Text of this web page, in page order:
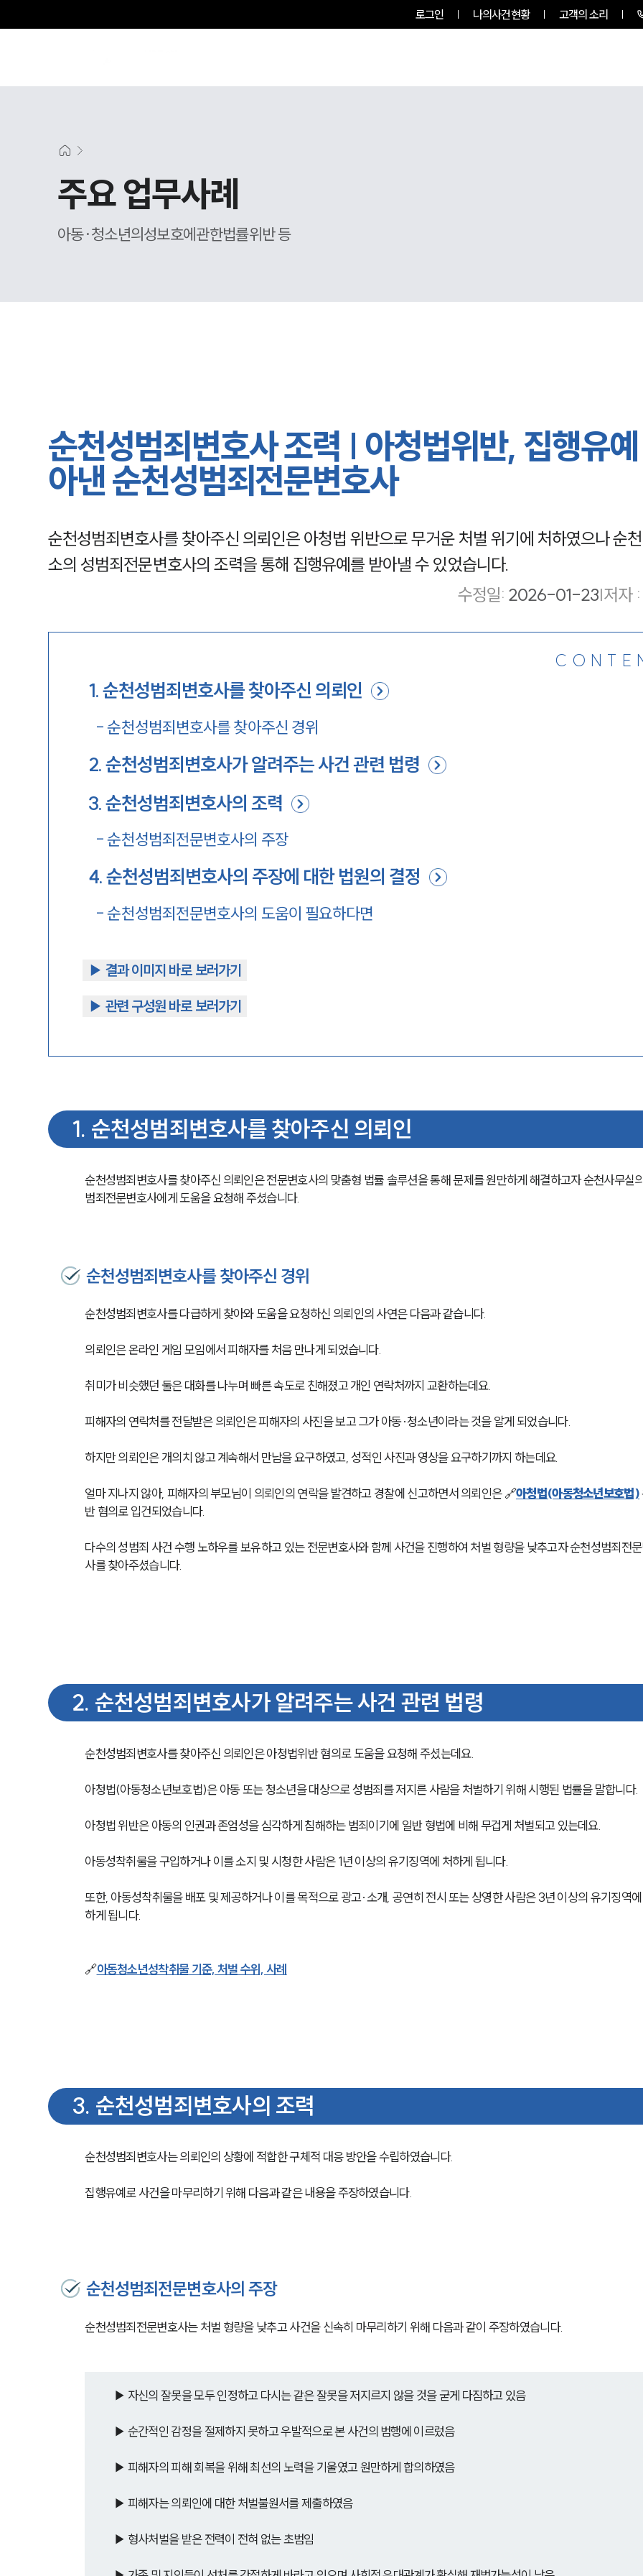
로그인 나의사건현황 고객의 소리
주요 업무사례
아동·청소년의성보호에관한법률위반 등
순천성범죄변호사 조력 | 아청법위반, 집행유
아낸 순천성범죄전문변호사
순천성범죄변호사를 찾아주신 의뢰인은 아청법 위반으로 무거운 처벌 위기에 처하였으나 순
소의 성범죄전문변호사의 조력을 통해 집행유예를 받아낼 수 있었습니다.
수정일: 2026-01-23|저자 :
1.순천성범죄변호사를 찾아주신 의뢰인
-순천성범죄변호사를 찾아주신 경위
2.순천성범죄변호사가 알려주는 사건 관련 법령
3.순천성범죄변호사의 조력
-순천성범죄전문변호사의 주장
4.순천성범죄변호사의 주장에 대한 법원의 결정
-순천성범죄전문변호사의 도움이 필요하다면
▶︎ 결과 이미지 바로 보러가기
▶︎ 관련 구성원 바로 보러가기
1. 순천성범죄변호사를 찾아주신 의뢰인
순천성범죄변호사를 찾아주신 의뢰인은 전문변호사의 맞춤형 법률 솔루션을 통해 문제를 원만하게 해결하고자 순천사무실
범죄전문변호사에게 도움을 요청해 주셨습니다.
순천성범죄변호사를 찾아주신 경위
순천성범죄변호사를 다급하게 찾아와 도움을 요청하신 의뢰인의 사연은 다음과 같습니다.
의뢰인은 온라인 게임 모임에서 피해자를 처음 만나게 되었습니다.
취미가 비슷했던 둘은 대화를 나누며 빠른 속도로 친해졌고 개인 연락처까지 교환하는데요.
피해자의 연락처를 전달받은 의뢰인은 피해자의 사진을 보고 그가 아동·청소년이라는 것을 알게 되었습니다.
하지만 의뢰인은 개의치 않고 계속해서 만남을 요구하였고, 성적인 사진과 영상을 요구하기까지 하는데요.
얼마 지나지 않아, 피해자의 부모님이 의뢰인의 연락을 발견하고 경찰에 신고하면서 의뢰인은 🔗아청법(아동청소년보호법)
반 혐의로 입건되었습니다.
다수의 성범죄 사건 수행 노하우를 보유하고 있는 전문변호사와 함께 사건을 진행하여 처벌 형량을 낮추고자 순천성범죄전
사를 찾아주셨습니다.
2. 순천성범죄변호사가 알려주는 사건 관련 법령
순천성범죄변호사를 찾아주신 의뢰인은 아청법위반 혐의로 도움을 요청해 주셨는데요.
아청법(아동청소년보호법)은 아동 또는 청소년을 대상으로 성범죄를 저지른 사람을 처벌하기 위해 시행된 법률을 말합니다.
아청법 위반은 아동의 인권과 존엄성을 심각하게 침해하는 범죄이기에 일반 형법에 비해 무겁게 처벌되고 있는데요.
아동성착취물을 구입하거나 이를 소지 및 시청한 사람은 1년 이상의 유기징역에 처하게 됩니다.
또한, 아동성착취물을 배포 및 제공하거나 이를 목적으로 광고·소개, 공연히 전시 또는 상영한 사람은 3년 이상의 유기징역
하게 됩니다.
🔗아동청소년성착취물 기준, 처벌 수위, 사례
3. 순천성범죄변호사의 조력
순천성범죄변호사는 의뢰인의 상황에 적합한 구체적 대응 방안을 수립하였습니다.
집행유예로 사건을 마무리하기 위해 다음과 같은 내용을 주장하였습니다.
순천성범죄전문변호사의 주장
순천성범죄전문변호사는 처벌 형량을 낮추고 사건을 신속히 마무리하기 위해 다음과 같이 주장하였습니다.
▶ 자신의 잘못을 모두 인정하고 다시는 같은 잘못을 저지르지 않을 것을 굳게 다짐하고 있음
▶ 순간적인 감정을 절제하지 못하고 우발적으로 본 사건의 범행에 이르렀음
▶ 피해자의 피해 회복을 위해 최선의 노력을 기울였고 원만하게 합의하였음
▶ 피해자는 의뢰인에 대한 처벌불원서를 제출하였음
▶ 형사처벌을 받은 전력이 전혀 없는 초범임